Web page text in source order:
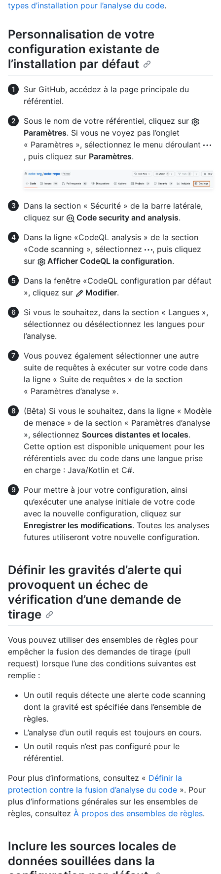
types d’installation pour l’analyse du code.
Personnalisation de votre
configuration existante de
l’installation par défaut
Sur GitHub, accédez à la page principale du
référentiel.
Sous le nom de votre référentiel, cliquez sur
Paramètres. Si vous ne voyez pas l’onglet
« Paramètres », sélectionnez le menu déroulant
, puis cliquez sur Paramètres.
Dans la section « Sécurité » de la barre latérale,
cliquez sur
Code security and analysis.
Dans la ligne «CodeQL analysis » de la section
«Code scanning », sélectionnez
, puis cliquez
sur
Afficher CodeQL la configuration.
Dans la fenêtre «CodeQL configuration par défaut
», cliquez sur
Modifier.
Si vous le souhaitez, dans la section « Langues »,
sélectionnez ou désélectionnez les langues pour
l’analyse.
Vous pouvez également sélectionner une autre
suite de requêtes à exécuter sur votre code dans
la ligne « Suite de requêtes » de la section
« Paramètres d’analyse ».
(Bêta) Si vous le souhaitez, dans la ligne « Modèle
de menace » de la section « Paramètres d’analyse
», sélectionnez Sources distantes et locales.
Cette option est disponible uniquement pour les
référentiels avec du code dans une langue prise
en charge : Java/Kotlin et C#.
Pour mettre à jour votre configuration, ainsi
qu’exécuter une analyse initiale de votre code
avec la nouvelle configuration, cliquez sur
Enregistrer les modifications. Toutes les analyses
futures utiliseront votre nouvelle configuration.
Définir les gravités d’alerte qui
provoquent un échec de
vérification d’une demande de
tirage
Vous pouvez utiliser des ensembles de règles pour
empêcher la fusion des demandes de tirage (pull
request) lorsque l’une des conditions suivantes est
remplie :
Un outil requis détecte une alerte code scanning
dont la gravité est spécifiée dans l’ensemble de
règles.
L’analyse d’un outil requis est toujours en cours.
Un outil requis n’est pas configuré pour le
référentiel.
Pour plus d’informations, consultez « Définir la
protection contre la fusion d’analyse du code ». Pour
plus d’informations générales sur les ensembles de
règles, consultez À propos des ensembles de règles.
Inclure les sources locales de
données souillées dans la